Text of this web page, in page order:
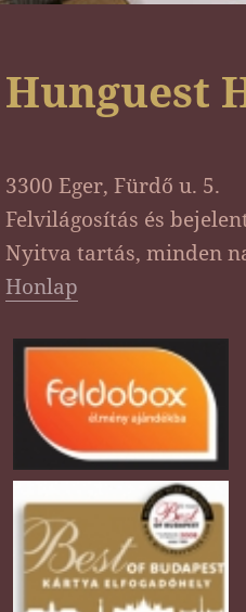
Hunguest
3300 Eger, Fürdő u. 5.
Felvilágosítás és
Nyitva tartás, minden
Honlap